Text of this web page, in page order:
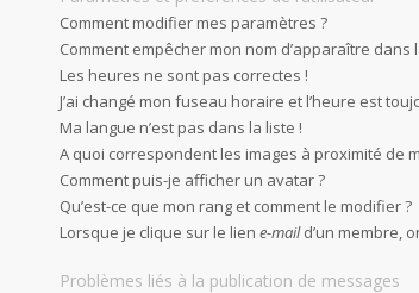
Comment modifier mes paramètres ?
Comment empêcher mon nom d’apparaître
Les heures ne sont pas correctes !
J’ai changé mon fuseau horaire et l’heure est
Ma langue n’est pas dans la liste !
A quoi correspondent les images à proximité de
Comment puis-je afficher un avatar ?
Qu’est-ce que mon rang et comment le modifier ?
Lorsque je clique sur le lien e-maild’un membre,
Problèmes liés à la publication de messages